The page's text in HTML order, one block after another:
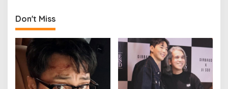
t
i
o
n
Don't Miss